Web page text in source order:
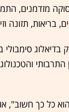
מזדמנים,
בריאות, תזונה
בדיאלוג סימבולי
כל כך חשוב",